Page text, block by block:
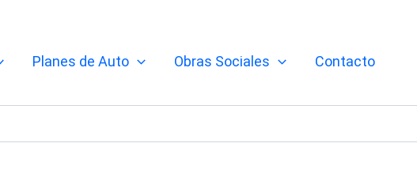
Planes de Auto Obras Sociales Contacto